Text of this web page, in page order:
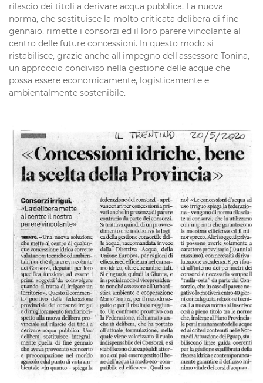
rilascio dei titoli a derivare acqua pubblica. La nuova
norma, che sostituisce la molto criticata delibera di fine
gennaio, rimette i consorzi ed il loro parere vincolante al
centro delle future concessioni. In questo modo si
ristabilisce, grazie anche all'impegno dell'assessore Tonina,
un approccio condiviso nella gestione delle acque che
possa essere economicamente, logisticamente e
ambientalmente sostenibile.